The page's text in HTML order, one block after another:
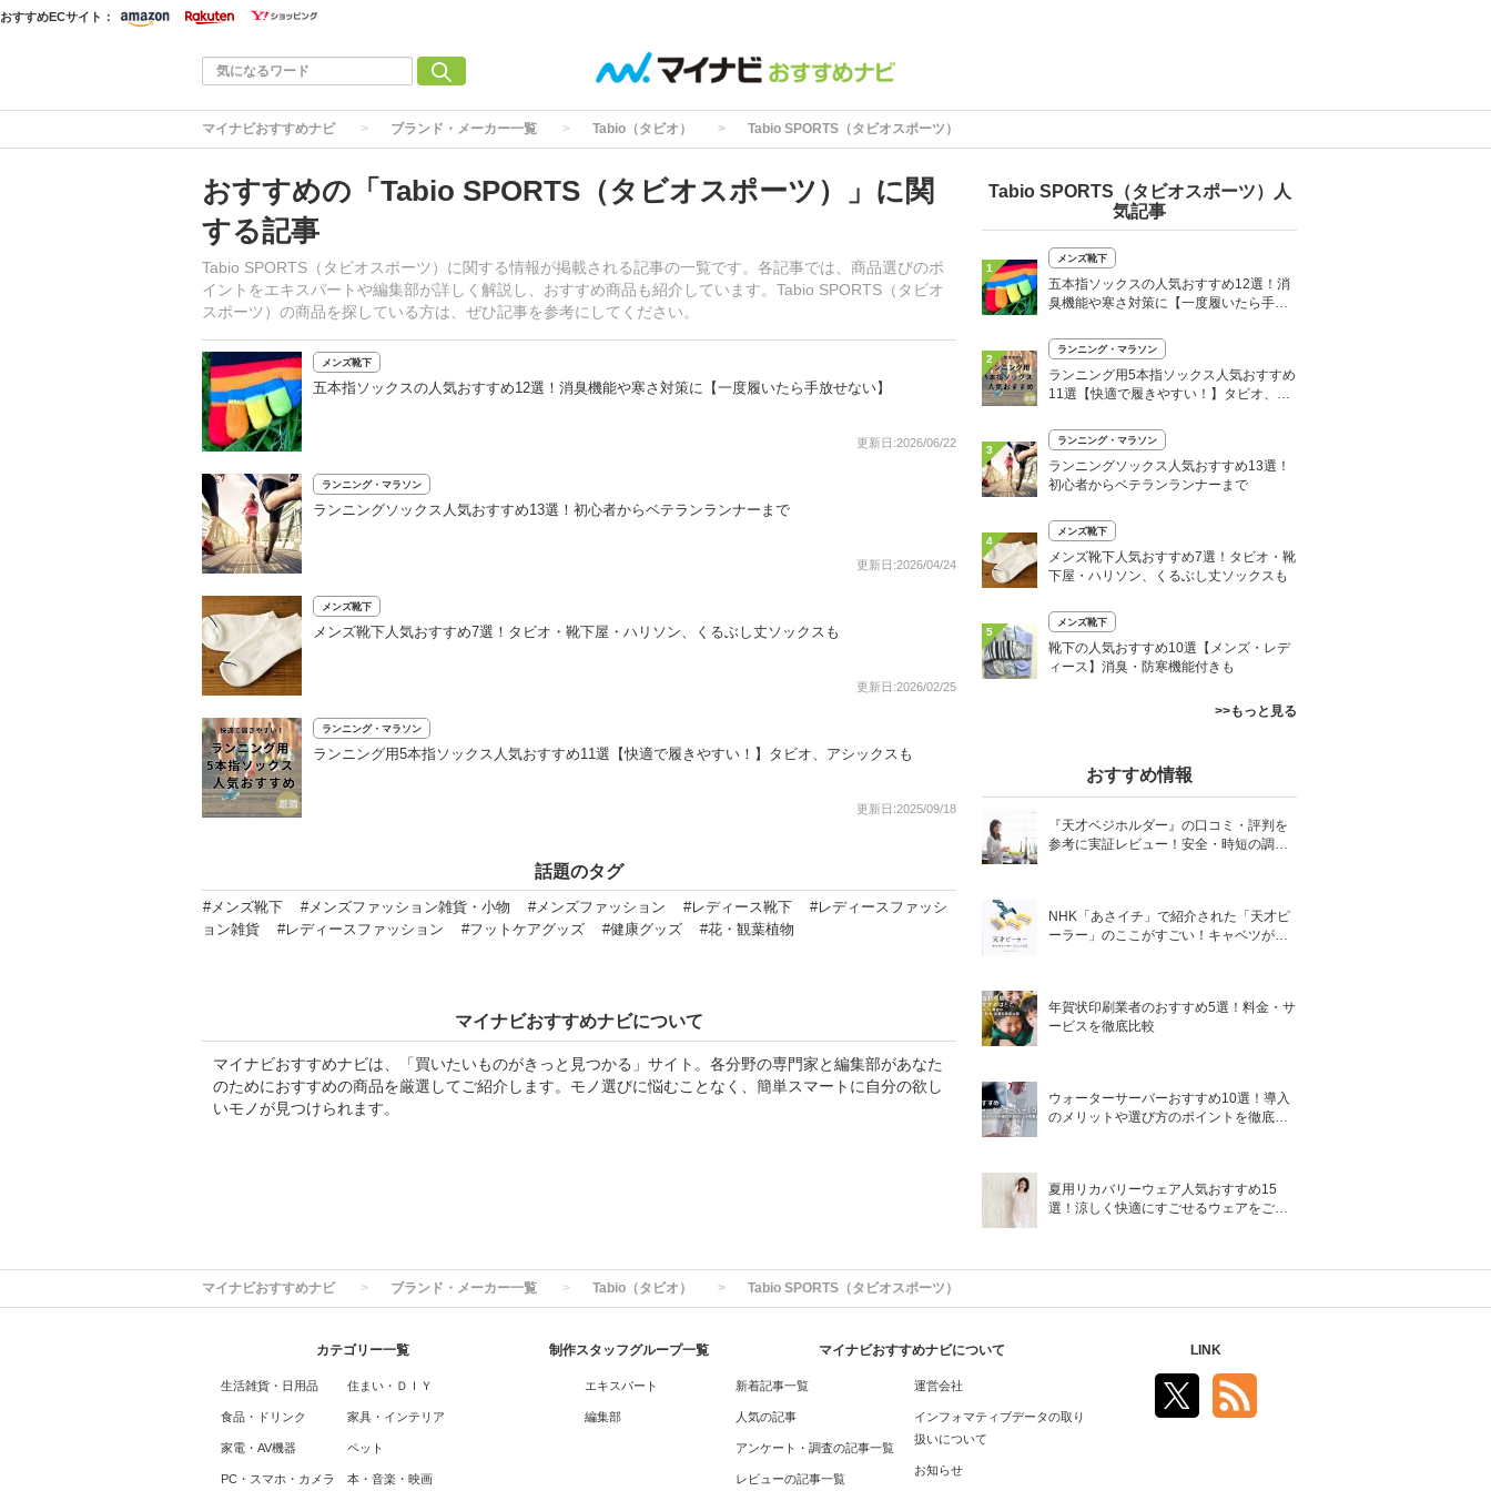
おすすめECサイト：
マイナビおすすめナビ ブランド・メーカー一覧 Tabio（タビオ） Tabio SPORTS（タビオスポーツ）
おすすめの「Tabio SPORTS（タビオスポーツ）」に関
する記事
Tabio SPORTS（タビオスポーツ）に関する情報が掲載される記事の一覧です。各記事では、商品選びのポ
イントをエキスパートや編集部が詳しく解説し、おすすめ商品も紹介しています。Tabio SPORTS（タビオ
スポーツ）の商品を探している方は、ぜひ記事を参考にしてください。
メンズ靴下
五本指ソックスの人気おすすめ12選！消臭機能や寒さ対策に【一度履いたら手放せない】
更新日:2026/06/22
ランニング・マラソン
ランニングソックス人気おすすめ13選！初心者からベテランランナーまで
更新日:2026/04/24
メンズ靴下
メンズ靴下人気おすすめ7選！タビオ・靴下屋・ハリソン、くるぶし丈ソックスも
更新日:2026/02/25
ランニング・マラソン
ランニング用5本指ソックス人気おすすめ11選【快適で履きやすい！】タビオ、アシックスも
更新日:2025/09/18
話題のタグ
#メンズ靴下 #メンズファッション雑貨・小物 #メンズファッション #レディース靴下
#レディースファッシ
ョン雑貨
#レディースファッション #フットケアグッズ #健康グッズ #花・観葉植物
マイナビおすすめナビについて
マイナビおすすめナビは、「買いたいものがきっと見つかる」サイト。各分野の専門家と編集部があなた
のためにおすすめの商品を厳選してご紹介します。モノ選びに悩むことなく、簡単スマートに自分の欲し
いモノが見つけられます。
Tabio SPORTS（タビオスポーツ）人
気記事
1
メンズ靴下
五本指ソックスの人気おすすめ12選！消
臭機能や寒さ対策に【一度履いたら手放
2
ランニング・マラソン
ランニング用5本指ソックス人気おすすめ
11選【快適で履きやすい！】タビオ、ア
3
ランニング・マラソン
ランニングソックス人気おすすめ13選！
初心者からベテランランナーまで
4
メンズ靴下
メンズ靴下人気おすすめ7選！タビオ・靴
下屋・ハリソン、くるぶし丈ソックスも
5
メンズ靴下
靴下の人気おすすめ10選【メンズ・レデ
ィース】消臭・防寒機能付きも
>>もっと見る
おすすめ情報
『天才ベジホルダー』の口コミ・評判を
参考に実証レビュー！安全・時短の調理
NHK「あさイチ」で紹介された「天才ピ
ーラー」のここがすごい！キャベツがほ
年賀状印刷業者のおすすめ5選！料金・サ
ービスを徹底比較
ウォーターサーバーおすすめ10選！導入
のメリットや選び方のポイントを徹底解
夏用リカバリーウェア人気おすすめ15
選！涼しく快適にすごせるウェアをご紹
マイナビおすすめナビ ブランド・メーカー一覧 Tabio（タビオ） Tabio SPORTS（タビオスポーツ）
カテゴリー一覧
生活雑貨・日用品
食品・ドリンク
家電・AV機器
PC・スマホ・カメラ
住まい・ＤＩＹ
家具・インテリア
ペット
本・音楽・映画
制作スタッフグループ一覧
エキスパート
編集部
マイナビおすすめナビについて
新着記事一覧
人気の記事
アンケート・調査の記事一覧
レビューの記事一覧
運営会社
インフォマティブデータの取り
扱いについて
お知らせ
LINK